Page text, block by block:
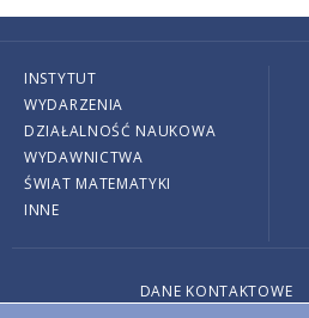
INSTYTUT
WYDARZENIA
DZIAŁALNOŚĆ NAUKOWA
WYDAWNICTWA
ŚWIAT MATEMATYKI
INNE
DANE KONTAKTOWE